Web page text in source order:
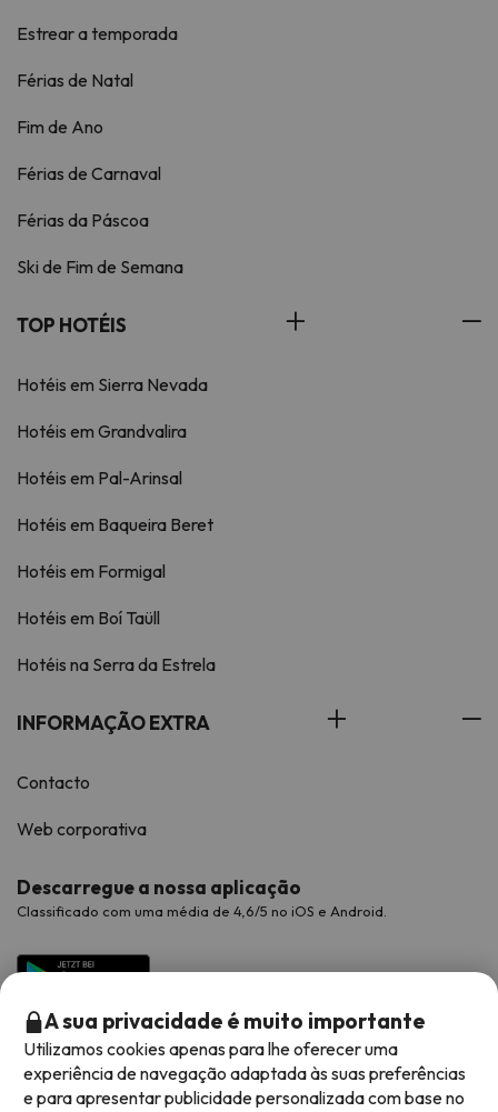
Estrear a temporada
Férias de Natal
Fim de Ano
Férias de Carnaval
Férias da Páscoa
Ski de Fim de Semana
TOP HOTÉIS
Hotéis em Sierra Nevada
Hotéis em Grandvalira
Hotéis em Pal-Arinsal
Hotéis em Baqueira Beret
Hotéis em Formigal
Hotéis em Boí Taüll
Hotéis na Serra da Estrela
INFORMAÇÃO EXTRA
Contacto
Web corporativa
Descarregue a nossa aplicação
Classificado com uma média de 4,6/5 no iOS e Android.
A sua privacidade é muito importante
Utilizamos cookies apenas para lhe oferecer uma
experiência de navegação adaptada às suas preferências
e para apresentar publicidade personalizada com base no